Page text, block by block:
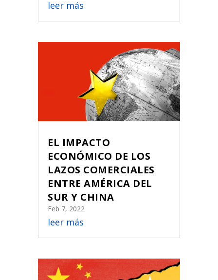
leer más
EL IMPACTO
ECONÓMICO DE LOS
LAZOS COMERCIALES
ENTRE AMÉRICA DEL
SUR Y CHINA
Feb 7, 2022
leer más